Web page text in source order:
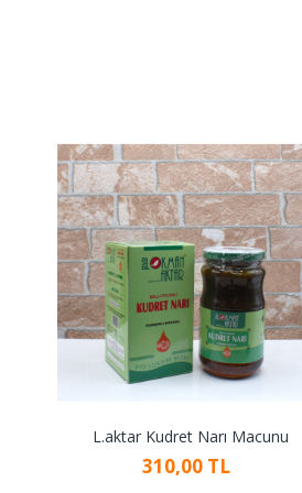
L.aktar Kudret Narı Macunu
310,00 TL